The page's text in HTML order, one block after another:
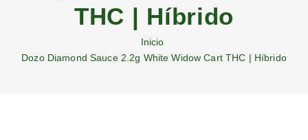
THC | Híbrido
Inicio
Dozo Diamond Sauce 2.2g White Widow Cart THC | Híbrido